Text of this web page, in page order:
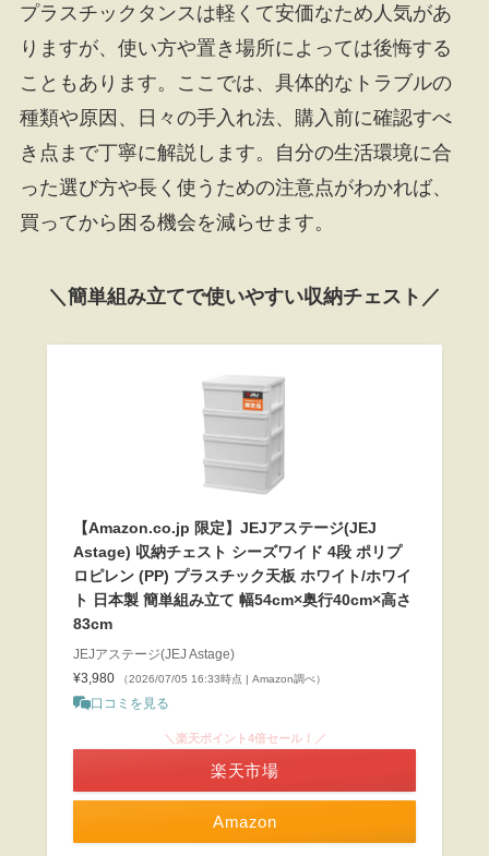
プラスチックタンスは軽くて安価なため人気があ
りますが、使い方や置き場所によっては後悔する
こともあります。ここでは、具体的なトラブルの
種類や原因、日々の手入れ法、購入前に確認すべ
き点まで丁寧に解説します。自分の生活環境に合
った選び方や長く使うための注意点がわかれば、
買ってから困る機会を減らせます。
＼簡単組み立てで使いやすい収納チェスト／
【Amazon.co.jp 限定】JEJアステージ(JEJ
Astage) 収納チェスト シーズワイド 4段 ポリプ
ロピレン (PP) プラスチック天板 ホワイト/ホワイ
ト 日本製 簡単組み立て 幅54cm×奥行40cm×高さ
83cm
JEJアステージ(JEJ Astage)
¥3,980
（2026/07/05 16:33時点 | Amazon調べ）
口コミを見る
Amazon
＼楽天ポイント4倍セール！／
楽天市場